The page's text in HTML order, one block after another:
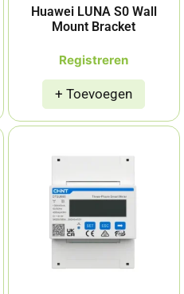
Huawei LUNA S0 Wall
Mount Bracket
Registreren